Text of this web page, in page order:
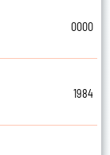
0000
1984